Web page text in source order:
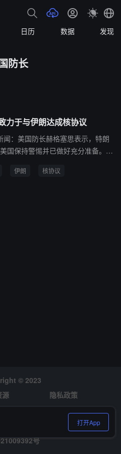
日历 数据 发现
防长
力于与伊朗达成核协议
：美国防长赫格塞思表示，特朗
国保持警惕并已做好充分准备。
伊朗 核协议
© 2023
源
隐私政策
号
打开App